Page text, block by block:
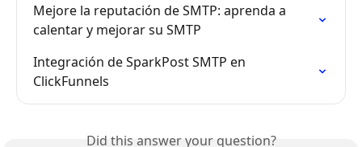
Mejore la reputación de SMTP: aprenda a
calentar y mejorar su SMTP
Integración de SparkPost SMTP en
ClickFunnels
Did this answer your question?